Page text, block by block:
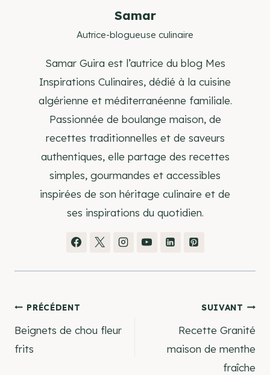
Samar
Autrice-blogueuse culinaire
Samar Guira est l’autrice du blog Mes
Inspirations Culinaires, dédié à la cuisine
algérienne et méditerranéenne familiale.
Passionnée de boulange maison, de
recettes traditionnelles et de saveurs
authentiques, elle partage des recettes
simples, gourmandes et accessibles
inspirées de son héritage culinaire et de
ses inspirations du quotidien.
Navigation
de
PRÉCÉDENT
Beignets de chou fleur
frits
SUIVANT
Recette Granité
maison de menthe
fraîche